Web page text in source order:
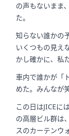
の声もないまま
た。
知らない誰かの
いくつもの見え
かし確かに、私
車内で誰かが「
めた。みんなが
この日はJICEに
の高層ビル群は
スのカーテンウ